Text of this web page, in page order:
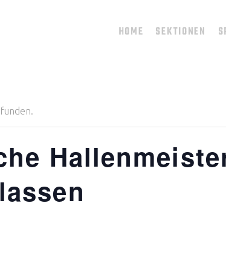
HOME SEKTIONEN